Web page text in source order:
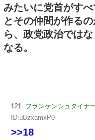
みたいに党首がす
とその仲間が作る
ら、政党政治では
なる。
121: フランケンシュタイナ
ID:uBzxamxP0
>>18